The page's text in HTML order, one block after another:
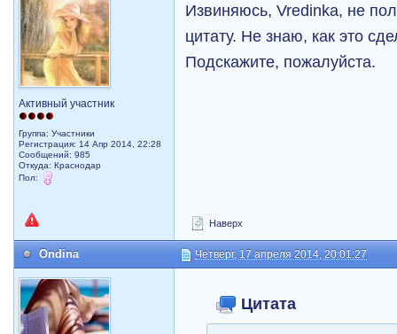
Активный участник
Группа: Участники
Регистрация: 14 Апр 2014, 22:28
Сообщений: 985
Откуда: Краснодар
Пол:
Извиняюсь, Vredinka, не
цитату. Не знаю, как это
Подскажите, пожалуйста.
Наверх
Ondina Четверг, 17 апреля 2014, 20:01:27
Цитата